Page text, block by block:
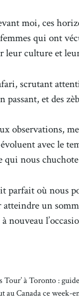
moi, ces
qui ont
leur culture et
scrutant
passant, et des
observations,
avec le
nous chuchote
où nous
un
nouveau
à Toronto :
au Canada ce